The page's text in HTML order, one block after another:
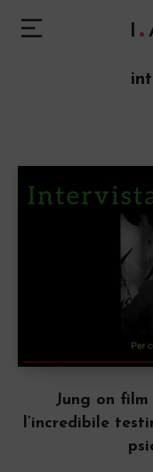
l
Jung on
l’incredibile